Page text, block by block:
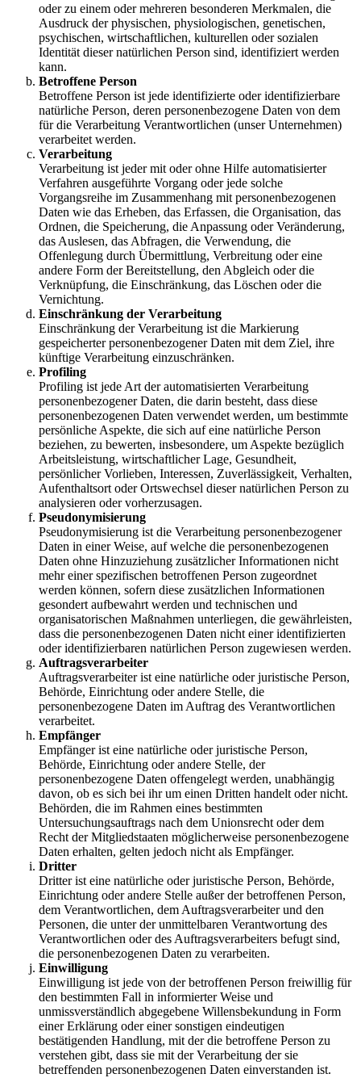
oder zu einem oder mehreren besonderen Merkmalen, die
Ausdruck der physischen, physiologischen, genetischen,
psychischen, wirtschaftlichen, kulturellen oder sozialen
Identität dieser natürlichen Person sind, identifiziert werden
kann.
Betroffene Person
Betroffene Person ist jede identifizierte oder identifizierbare
natürliche Person, deren personenbezogene Daten von dem
für die Verarbeitung Verantwortlichen (unser Unternehmen)
verarbeitet werden.
Verarbeitung
Verarbeitung ist jeder mit oder ohne Hilfe automatisierter
Verfahren ausgeführte Vorgang oder jede solche
Vorgangsreihe im Zusammenhang mit personenbezogenen
Daten wie das Erheben, das Erfassen, die Organisation, das
Ordnen, die Speicherung, die Anpassung oder Veränderung,
das Auslesen, das Abfragen, die Verwendung, die
Offenlegung durch Übermittlung, Verbreitung oder eine
andere Form der Bereitstellung, den Abgleich oder die
Verknüpfung, die Einschränkung, das Löschen oder die
Vernichtung.
Einschränkung der Verarbeitung
Einschränkung der Verarbeitung ist die Markierung
gespeicherter personenbezogener Daten mit dem Ziel, ihre
künftige Verarbeitung einzuschränken.
Profiling
Profiling ist jede Art der automatisierten Verarbeitung
personenbezogener Daten, die darin besteht, dass diese
personenbezogenen Daten verwendet werden, um bestimmte
persönliche Aspekte, die sich auf eine natürliche Person
beziehen, zu bewerten, insbesondere, um Aspekte bezüglich
Arbeitsleistung, wirtschaftlicher Lage, Gesundheit,
persönlicher Vorlieben, Interessen, Zuverlässigkeit, Verhalten,
Aufenthaltsort oder Ortswechsel dieser natürlichen Person zu
analysieren oder vorherzusagen.
Pseudonymisierung
Pseudonymisierung ist die Verarbeitung personenbezogener
Daten in einer Weise, auf welche die personenbezogenen
Daten ohne Hinzuziehung zusätzlicher Informationen nicht
mehr einer spezifischen betroffenen Person zugeordnet
werden können, sofern diese zusätzlichen Informationen
gesondert aufbewahrt werden und technischen und
organisatorischen Maßnahmen unterliegen, die gewährleisten,
dass die personenbezogenen Daten nicht einer identifizierten
oder identifizierbaren natürlichen Person zugewiesen werden.
Auftragsverarbeiter
Auftragsverarbeiter ist eine natürliche oder juristische Person,
Behörde, Einrichtung oder andere Stelle, die
personenbezogene Daten im Auftrag des Verantwortlichen
verarbeitet.
Empfänger
Empfänger ist eine natürliche oder juristische Person,
Behörde, Einrichtung oder andere Stelle, der
personenbezogene Daten offengelegt werden, unabhängig
davon, ob es sich bei ihr um einen Dritten handelt oder nicht.
Behörden, die im Rahmen eines bestimmten
Untersuchungsauftrags nach dem Unionsrecht oder dem
Recht der Mitgliedstaaten möglicherweise personenbezogene
Daten erhalten, gelten jedoch nicht als Empfänger.
Dritter
Dritter ist eine natürliche oder juristische Person, Behörde,
Einrichtung oder andere Stelle außer der betroffenen Person,
dem Verantwortlichen, dem Auftragsverarbeiter und den
Personen, die unter der unmittelbaren Verantwortung des
Verantwortlichen oder des Auftragsverarbeiters befugt sind,
die personenbezogenen Daten zu verarbeiten.
Einwilligung
Einwilligung ist jede von der betroffenen Person freiwillig für
den bestimmten Fall in informierter Weise und
unmissverständlich abgegebene Willensbekundung in Form
einer Erklärung oder einer sonstigen eindeutigen
bestätigenden Handlung, mit der die betroffene Person zu
verstehen gibt, dass sie mit der Verarbeitung der sie
betreffenden personenbezogenen Daten einverstanden ist.